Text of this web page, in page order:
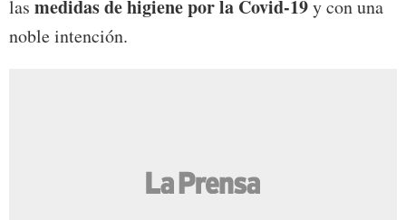
las medidas de higiene por la Covid-19y con una
noble intención.